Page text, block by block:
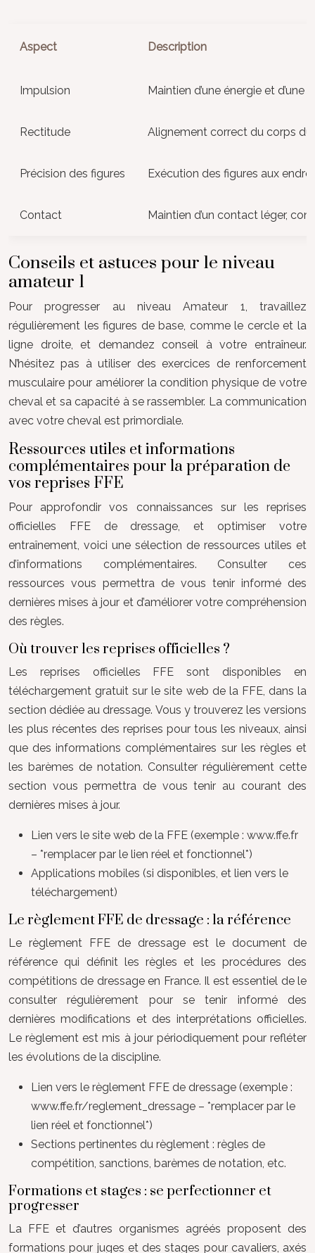
Aspect Description
Impulsion Maintien d’une énergie et
Rectitude Alignement correct du corps du
Précision des figures Exécution des figures aux
Contact Maintien d’un contact léger,
Conseils et astuces pour le niveau
amateur 1
Pour progresser au niveau Amateur 1, travaillez
régulièrement les figures de base, comme le cercle et la
ligne droite, et demandez conseil à votre entraîneur.
N’hésitez pas à utiliser des exercices de renforcement
musculaire pour améliorer la condition physique de votre
cheval et sa capacité à se rassembler. La communication
avec votre cheval est primordiale.
Ressources utiles et informations
complémentaires pour la préparation de
vos reprises FFE
Pour approfondir vos connaissances sur les reprises
officielles FFE de dressage, et optimiser votre
entraînement, voici une sélection de ressources utiles et
d’informations complémentaires. Consulter ces
ressources vous permettra de vous tenir informé des
dernières mises à jour et d’améliorer votre compréhension
des règles.
Où trouver les reprises officielles ?
Les reprises officielles FFE sont disponibles en
téléchargement gratuit sur le site web de la FFE, dans la
section dédiée au dressage. Vous y trouverez les versions
les plus récentes des reprises pour tous les niveaux, ainsi
que des informations complémentaires sur les règles et
les barèmes de notation. Consulter régulièrement cette
section vous permettra de vous tenir au courant des
dernières mises à jour.
Lien vers le site web de la FFE (exemple : www.ffe.fr
– *remplacer par le lien réel et fonctionnel*)
Applications mobiles (si disponibles, et lien vers le
téléchargement)
Le règlement FFE de dressage : la référence
Le règlement FFE de dressage est le document de
référence qui définit les règles et les procédures des
compétitions de dressage en France. Il est essentiel de le
consulter régulièrement pour se tenir informé des
dernières modifications et des interprétations officielles.
Le règlement est mis à jour périodiquement pour refléter
les évolutions de la discipline.
Lien vers le règlement FFE de dressage (exemple :
www.ffe.fr/reglement_dressage – *remplacer par le
lien réel et fonctionnel*)
Sections pertinentes du règlement : règles de
compétition, sanctions, barèmes de notation, etc.
Formations et stages : se perfectionner et
progresser
La FFE et d’autres organismes agréés proposent des
formations pour juges et des stages pour cavaliers, axés